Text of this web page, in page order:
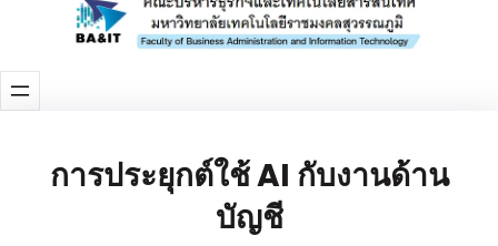
การประยุกต์ใช้ AI กับงานด้าน
บัญชี